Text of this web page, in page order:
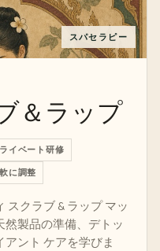
スパセラピー
＆ラップ
イベート研修
に調整
スクラブ & ラップ マッ
製品の準備、デトッ
ント ケアを学びま